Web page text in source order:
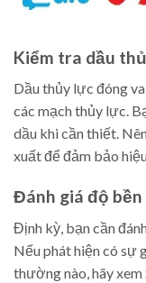
Kiểm tra dầu
Dầu thủy lực đóng
các mạch thủy lực.
dầu khi cần thiết.
xuất để đảm bảo
Đánh giá độ
Định kỳ, bạn cần
Nếu phát hiện có sự
thường nào, hãy